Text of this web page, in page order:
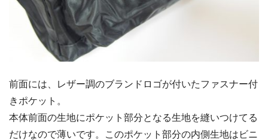
前面には、レザー調のブランドロゴが付いたファスナー付
きポケット。
本体前面の生地にポケット部分となる生地を縫いつけてる
だけなので薄いです。このポケット部分の内側生地はビニ